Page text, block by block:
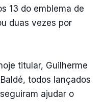
13 do emblema de
duas vezes por
titular, Guilherme
todos lançados
ajudar o